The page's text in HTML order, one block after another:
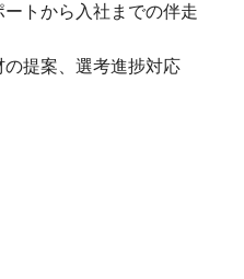
トから入社までの伴走
提案、選考進捗対応